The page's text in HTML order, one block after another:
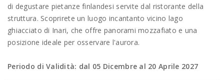
di degustare pietanze finlandesi servite dal ristorante della
struttura. Scoprirete un luogo incantanto vicino lago
ghiacciato di Inari, che offre panorami mozzafiato e una
posizione ideale per osservare l'aurora.
Periodo di Validità: dal 05 Dicembre al 20 Aprile 2027